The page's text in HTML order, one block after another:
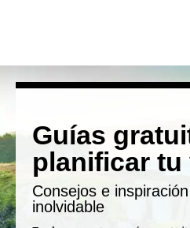
Guías
planificar tu
Consejos e
inolvidable